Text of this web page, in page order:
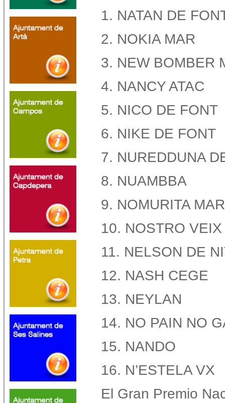
1. NATAN DE
2. NOKIA MAR
3. NEW BOMBER
4. NANCY ATAC
5. NICO DE FONT
6. NIKE DE FONT
7. NUREDDUNA
8. NUAMBBA
9. NOMURITA MAR
10. NOSTRO VEIX
11. NELSON DE
12. NASH CEGE
13. NEYLAN
14. NO PAIN NO
15. NANDO
16. N’ESTELA VX
El Gran Premio